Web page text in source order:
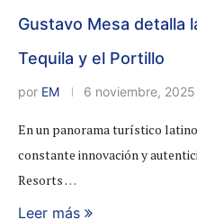
Gustavo Mesa detalla
Tequila y el Portillo
por EM 6 noviembre, 2025
En un panorama turístico
constante innovación y
Resorts …
Leer más